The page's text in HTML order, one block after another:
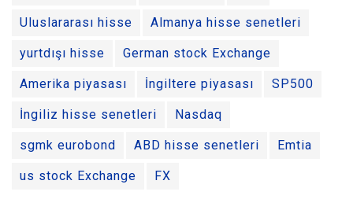
Uluslararası hisse Almanya hisse senetleri
yurtdışı hisse German stock Exchange
Amerika piyasası İngiltere piyasası SP500
İngiliz hisse senetleri Nasdaq
sgmk eurobond ABD hisse senetleri Emtia
us stock Exchange FX